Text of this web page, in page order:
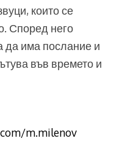
които се
Според него
да има послание и
във времето и
m.milenov